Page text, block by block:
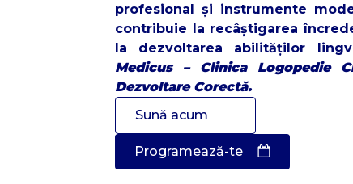
profesional și instrumente
contribuie la recâștigarea
la dezvoltarea abilităților
Medicus – Clinica Logopedie
Dezvoltare Corectă.
Sună acum
Programează-te